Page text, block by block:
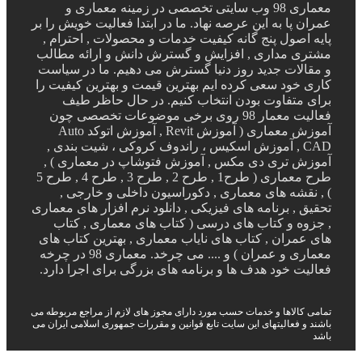
معماری 98 وب سایتی تخصصی در زمینه معماری و
عمران پا به این عرصه نهاد. ما در ابتدا فعالیت خویش را بر
پایه اصول پنج گانه کیفیت خدمات و محصولات , احترام ,
مشتری مداری , افزایش و گسترش دانش و ارائه مطالب
و مقالات جدید روز دنیا گسترش می دهیم. ما در سیاست
کاری خود سعی کرده ایم بهترین قیمت و بهترین کیفیت را
برای متفاوت بودن انتخاب کنیم. در حال حاظر طیف
فعالیت معمار 98 روی برخی موضوعات تخصصی چون
آموزش معماری ( آموزش Revit , آموزش اتوکد Auto
CAD , آموزش اسکیس ، راندوف کروکی ، شیت بندی ,
آموزش تری دی مکس , آموزش فتوشاپ در معماری ) ,
طرح معماری ( طرح1 , طرح 2 , طرح 3 , طرح 4 , طرح 5
) , نقشه های معماری , دکوراسیون داخلی و خارجی ,
تحقیق , برنامه های فیزیکی , دانلود نرم افزار های معماری
, جزوه و کتاب های درسی ( کتاب های معماری , کتاب
های عمران , کتاب های نایاب معماری , بهترین کتاب های
معماری و عمران ) و .... می چرخد. معماری 98 در چرخه
فعالیت خود هدف ها و برنامه های بزرگی برای اجرا دارد.
تمامی کالاها و خدمات حسب مورد دارای مجوز های لازم از مراجع مربوطه می
باشند و فعالیتهای این سایت تابع قوانین و مقررات جمهوری اسلامی ایران می
باشد